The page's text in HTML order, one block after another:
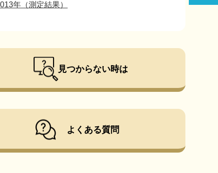
年（測定結果）
見つからない時は
よくある質問